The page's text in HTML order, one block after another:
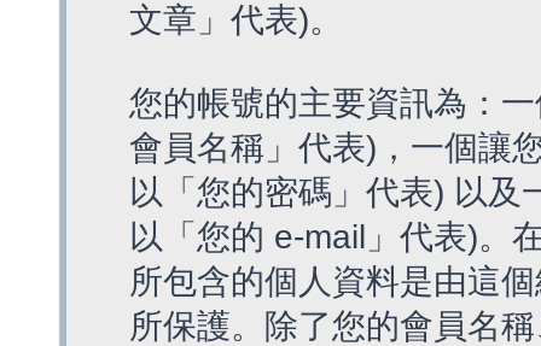
文章」代表)。
您的帳號的主要資訊為：
會員名稱」代表)，一個讓
以「您的密碼」代表) 以及
以「您的 e-mail」代表)。
所包含的個人資料是由這
所保護。除了您的會員名